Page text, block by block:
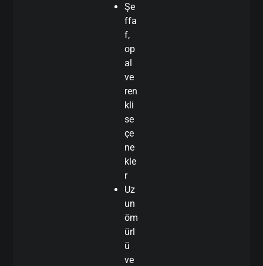
Şe
ffa
f,
op
al
ve
ren
kli
se
çe
ne
kle
r
Uz
un
öm
ürl
ü
ve